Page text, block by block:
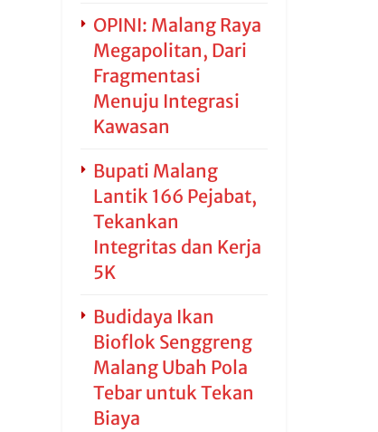
OPINI: Malang Raya
Megapolitan, Dari
Fragmentasi
Menuju Integrasi
Kawasan
Bupati Malang
Lantik 166 Pejabat,
Tekankan
Integritas dan Kerja
5K
Budidaya Ikan
Bioflok Senggreng
Malang Ubah Pola
Tebar untuk Tekan
Biaya